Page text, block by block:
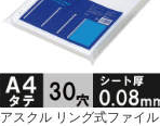
アスクル リング式ファイル